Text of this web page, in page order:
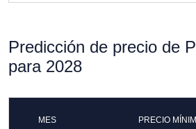
Predicción de precio de
para 2028
MES PRECIO